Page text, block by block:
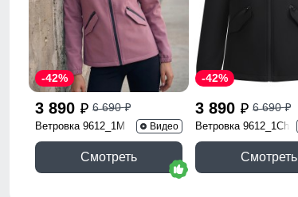
3 890 p 6 690p
-42%
Ветровка 9612_1M Видео
Смотреть
3 890 p 6 690p
-42%
Ветровка 9612_1Ch
Смотреть